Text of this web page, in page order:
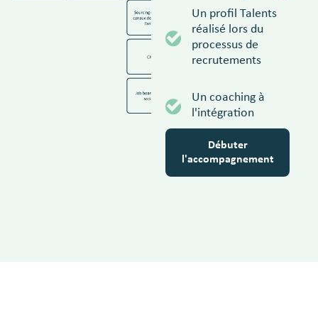
Un profil Talents
réalisé lors du
processus de
recrutements
Un coaching à
l'intégration
Débuter
l'accompagnement